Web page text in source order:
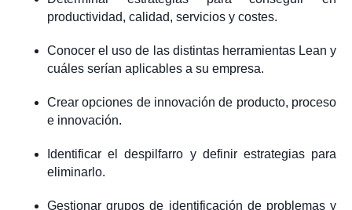
productividad, calidad, servicios y costes.
Conocer el uso de las distintas herramientas Lean y
cuáles serían aplicables a su empresa.
Crear opciones de innovación de producto, proceso
e innovación.
Identificar el despilfarro y definir estrategias para
eliminarlo.
Gestionar grupos de identificación de problemas y